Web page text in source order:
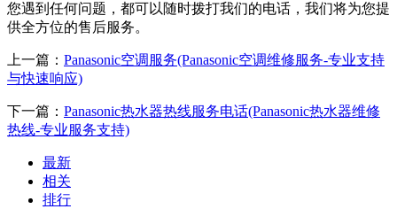
您遇到任何问题，都可以随时拨打我们的电话，我们将为您提
供全方位的售后服务。
上一篇： Panasonic空调服务(Panasonic空调维修服务-专业支持
与快速响应)
下一篇： Panasonic热水器热线服务电话(Panasonic热水器维修
热线-专业服务支持)
最新
相关
排行